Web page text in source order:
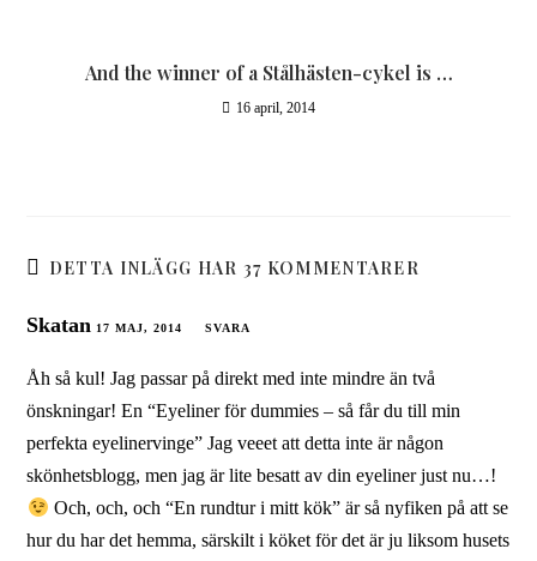
And the winner of a Stålhästen-cykel is …
16 april, 2014
DETTA INLÄGG HAR 37 KOMMENTARER
Skatan 17 MAJ, 2014 SVARA
Åh så kul! Jag passar på direkt med inte mindre än två
önskningar! En “Eyeliner för dummies – så får du till min
perfekta eyelinervinge” Jag veeet att detta inte är någon
skönhetsblogg, men jag är lite besatt av din eyeliner just nu…!
Och, och, och “En rundtur i mitt kök” är så nyfiken på att se
hur du har det hemma, särskilt i köket för det är ju liksom husets